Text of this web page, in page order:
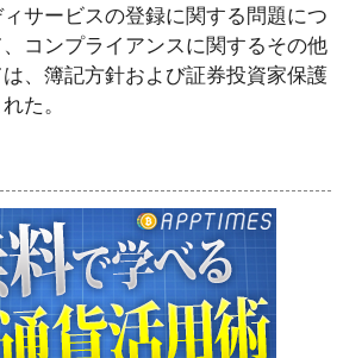
サービスの登録に関する問題につ
コンプライアンスに関するその他
、簿記方針および証券投資家保護
た。